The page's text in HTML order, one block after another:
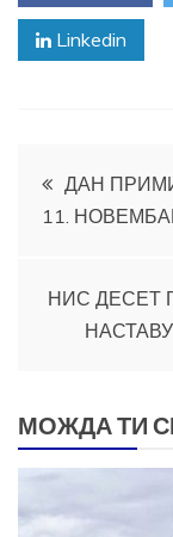
Linkedin
чланка
ДАН
11.
НИС ДЕСЕТ
МОЖДА ТИ